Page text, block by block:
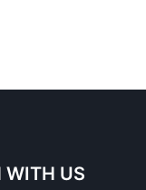
WITH US